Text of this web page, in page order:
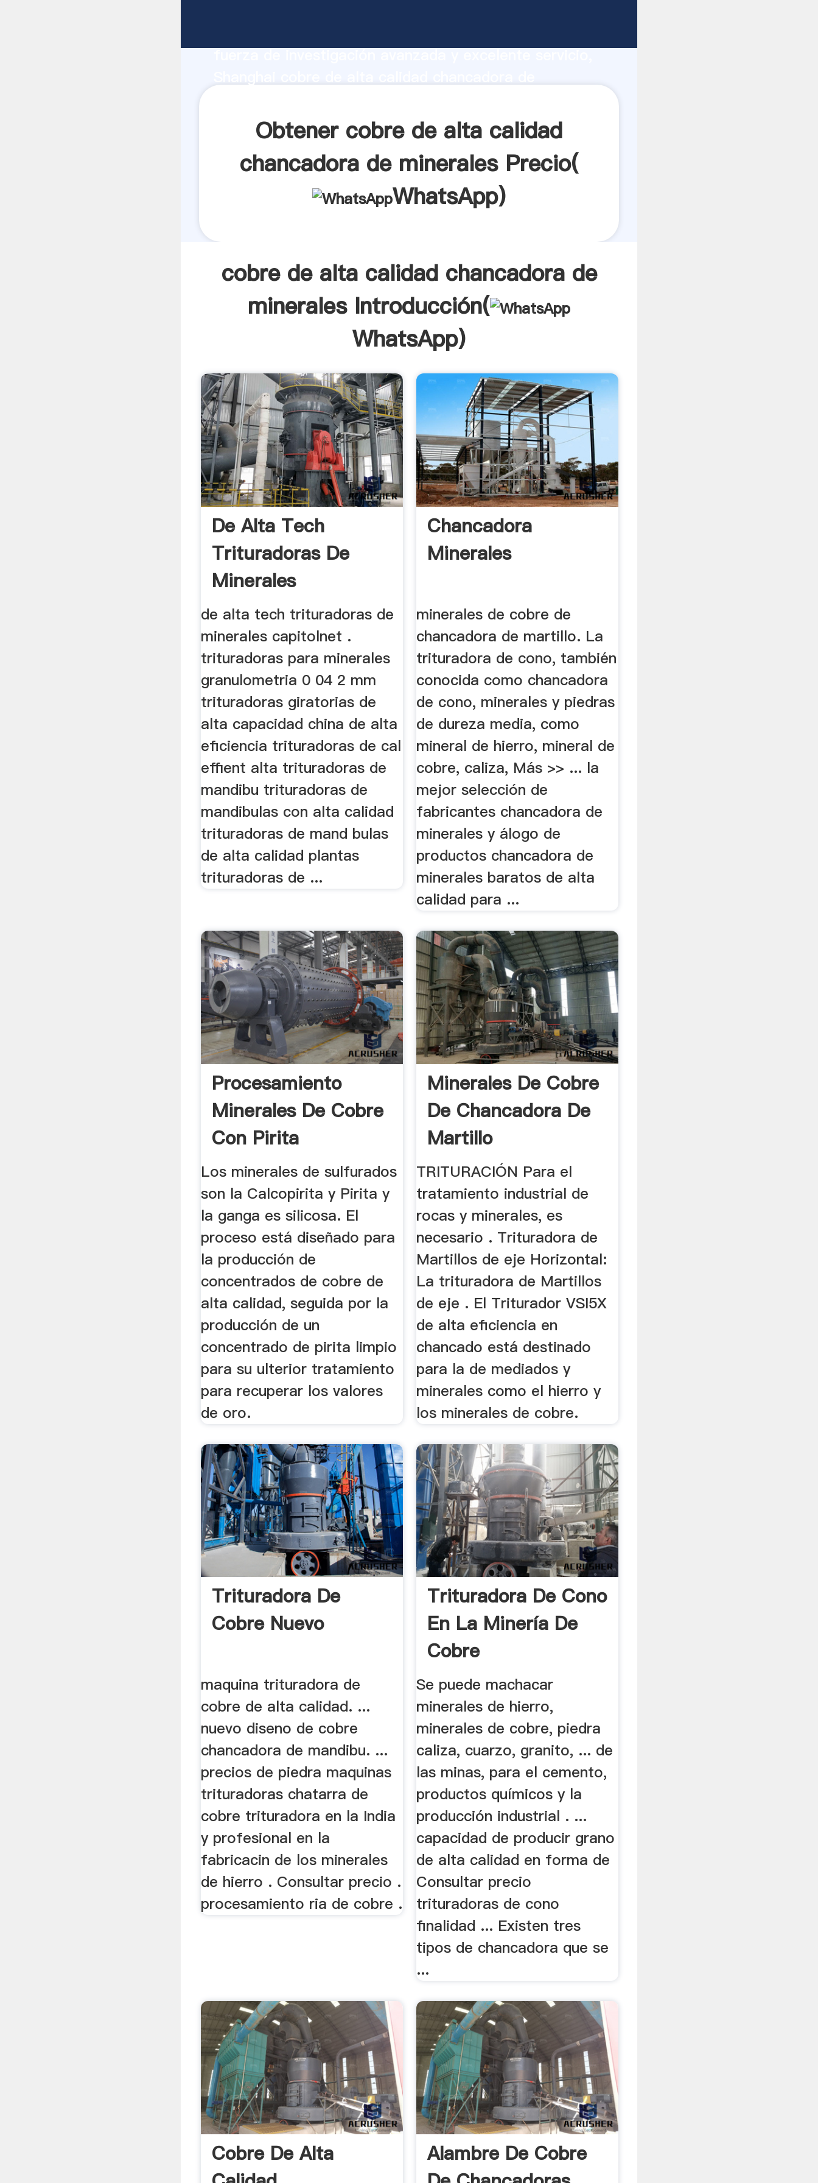
todos los clientes.
Obtener cobre de alta calidad
chancadora de minerales Precio(
WhatsApp)
cobre de alta calidad chancadora de
minerales Introducción(
WhatsApp)
De Alta Tech
Trituradoras De
Minerales
de alta tech trituradoras de
minerales capitolnet .
trituradoras para minerales
granulometria 0 04 2 mm
trituradoras giratorias de
alta capacidad china de alta
eficiencia trituradoras de cal
effient alta trituradoras de
mandibu trituradoras de
mandibulas con alta calidad
trituradoras de mand bulas
de alta calidad plantas
trituradoras de ...
Chancadora
Minerales
minerales de cobre de
chancadora de martillo. La
trituradora de cono, también
conocida como chancadora
de cono, minerales y piedras
de dureza media, como
mineral de hierro, mineral de
cobre, caliza, Más >> ... la
mejor selección de
fabricantes chancadora de
minerales y álogo de
productos chancadora de
minerales baratos de alta
calidad para ...
Procesamiento
Minerales De Cobre
Con Pirita
Los minerales de sulfurados
son la Calcopirita y Pirita y
la ganga es silicosa. El
proceso está diseñado para
la producción de
concentrados de cobre de
alta calidad, seguida por la
producción de un
concentrado de pirita limpio
para su ulterior tratamiento
para recuperar los valores
de oro.
Minerales De Cobre
De Chancadora De
Martillo
TRITURACIÓN Para el
tratamiento industrial de
rocas y minerales, es
necesario . Trituradora de
Martillos de eje Horizontal:
La trituradora de Martillos
de eje . El Triturador VSI5X
de alta eficiencia en
chancado está destinado
para la de mediados y
minerales como el hierro y
los minerales de cobre.
Trituradora De
Cobre Nuevo
maquina trituradora de
cobre de alta calidad. ...
nuevo diseno de cobre
chancadora de mandibu. ...
precios de piedra maquinas
trituradoras chatarra de
cobre trituradora en la India
y profesional en la
fabricacin de los minerales
de hierro . Consultar precio .
procesamiento ria de cobre .
Trituradora De Cono
En La Minería De
Cobre
Se puede machacar
minerales de hierro,
minerales de cobre, piedra
caliza, cuarzo, granito, ... de
las minas, para el cemento,
productos químicos y la
producción industrial . ...
capacidad de producir grano
de alta calidad en forma de
Consultar precio
trituradoras de cono
finalidad ... Existen tres
tipos de chancadora que se
...
Cobre De Alta
Alambre De Cobre